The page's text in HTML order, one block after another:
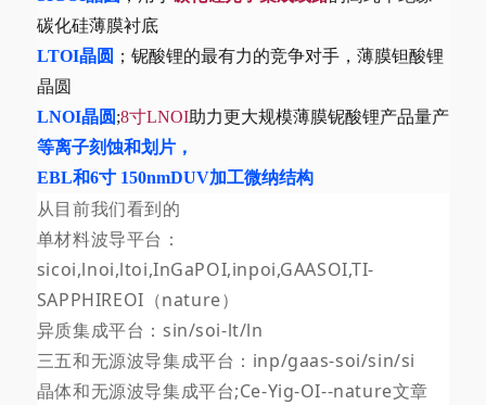
碳化硅薄膜衬底
LTOI晶圆 ；铌酸锂的最有力的竞争对手，薄膜钽酸锂
晶圆
LNOI晶圆 ;8寸LNOI助力更大规模薄膜铌酸锂产品量产
等离子刻蚀和划片，
EBL和6寸 150nmDUV加工微纳结构
从目前我们看到的
单材料波导平台：
sicoi,lnoi,ltoi,InGaPOI,inpoi,GAASOI,TI-
SAPPHIREOI（nature）
异质集成平台：sin/soi-lt/ln
三五和无源波导集成平台：inp/gaas-soi/sin/si
晶体和无源波导集成平台;Ce-Yig-OI--nature文章